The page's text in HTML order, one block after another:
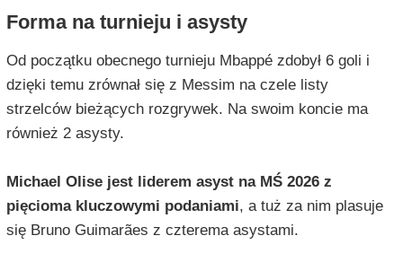
Forma na turnieju i asysty
Od początku obecnego turnieju Mbappé zdobył 6 goli i
dzięki temu zrównał się z Messim na czele listy
strzelców bieżących rozgrywek. Na swoim koncie ma
również 2 asysty.
Michael Olise jest liderem asyst na MŚ 2026 z
pięcioma kluczowymi podaniami, a tuż za nim plasuje
się Bruno Guimarães z czterema asystami.